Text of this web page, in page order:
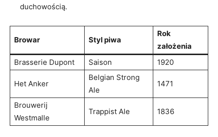
duchowością.
Browar Styl ​piwa
Rok
założenia
Brasserie Dupont
Saison 1920
Het Anker
Belgian Strong
Ale
1471
Brouwerij⁤
Westmalle
Trappist Ale 1836